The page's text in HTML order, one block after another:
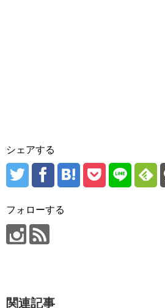
シェアする
フォローする
関連記事